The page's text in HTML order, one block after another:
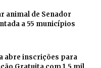
animal de Senador
a 55 municípios
abre inscrições para